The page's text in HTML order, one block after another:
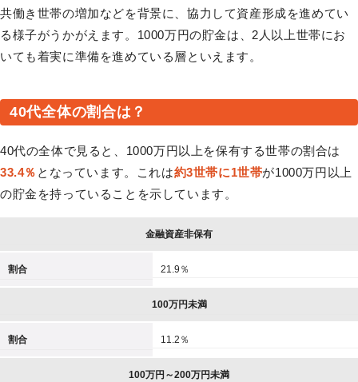
共働き世帯の増加などを背景に、協力して資産形成を進めてい
る様子がうかがえます。1000万円の貯金は、2人以上世帯にお
いても着実に準備を進めている層といえます。
40代全体の割合は？
40代の全体で見ると、1000万円以上を保有する世帯の割合は
33.4％ となっています。これは約3世帯に1世帯が1000万円以上
の貯金を持っていることを示しています。
金融資産非保有
割合 21.9％
100万円未満
割合 11.2％
100万円～200万円未満